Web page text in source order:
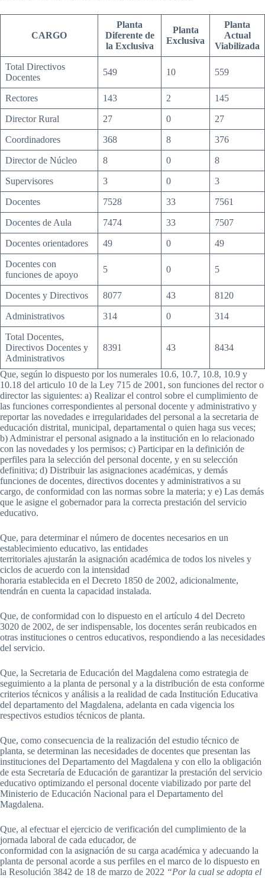
CARGO
Planta
Diferente de
la Exclusiva
Planta
Exclusiva
Planta
Actual
Viabilizada
Total Directivos
Docentes
549 10 559
Rectores 143 2 145
Director Rural 27 0 27
Coordinadores 368 8 376
Director de Núcleo 8 0 8
Supervisores 3 0 3
Docentes 7528 33 7561
Docentes de Aula 7474 33 7507
Docentes orientadores 49 0 49
Docentes con
funciones de apoyo
5 0 5
Docentes y Directivos 8077 43 8120
Administrativos 314 0 314
Total Docentes,
Directivos Docentes y
Administrativos
8391 43 8434
Que, según lo dispuesto por los numerales 10.6, 10.7, 10.8, 10.9 y
10.18 del articulo 10 de la Ley 715 de 2001, son funciones del rector o
director las siguientes: a) Realizar el control sobre el cumplimiento de
las funciones correspondientes al personal docente y administrativo y
reportar las novedades e irregularidades del personal a la secretaria de
educación distrital, municipal, departamental o quien haga sus veces;
b) Administrar el personal asignado a la institución en lo relacionado
con las novedades y los permisos; c) Participar en la definición de
perfiles para la selección del personal docente, y en su selección
definitiva; d) Distribuir las asignaciones académicas, y demás
funciones de docentes, directivos docentes y administrativos a su
cargo, de conformidad con las normas sobre la materia; y e) Las demás
que le asigne el gobernador para la correcta prestación del servicio
educativo.
Que, para determinar el número de docentes necesarios en un
establecimiento educativo, las entidades
territoriales ajustarán la asignación académica de todos los niveles y
ciclos de acuerdo con la intensidad
horaria establecida en el Decreto 1850 de 2002, adicionalmente,
tendrán en cuenta la capacidad instalada.
Que, de conformidad con lo dispuesto en el artículo 4 del Decreto
3020 de 2002, de ser indispensable, los docentes serán reubicados en
otras instituciones o centros educativos, respondiendo a las necesidades
del servicio.
Que, la Secretaria de Educación del Magdalena como estrategia de
seguimiento a la planta de personal y a la distribución de esta conforme
criterios técnicos y análisis a la realidad de cada Institución Educativa
del departamento del Magdalena, adelanta en cada vigencia los
respectivos estudios técnicos de planta.
Que, como consecuencia de la realización del estudio técnico de
planta, se determinan las necesidades de docentes que presentan las
instituciones del Departamento del Magdalena y con ello la obligación
de esta Secretaría de Educación de garantizar la prestación del servicio
educativo optimizando el personal docente viabilizado por parte del
Ministerio de Educación Nacional para el Departamento del
Magdalena.
Que, al efectuar el ejercicio de verificación del cumplimiento de la
jornada laboral de cada educador, de
conformidad con la asignación de su carga académica y adecuando la
planta de personal acorde a sus perfiles en el marco de lo dispuesto en
la Resolución 3842 de 18 de marzo de 2022 “Por la cual se adopta el